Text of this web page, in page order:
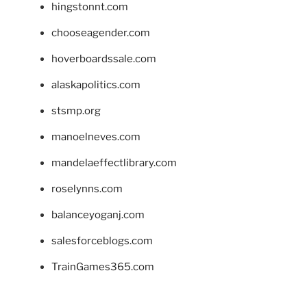
hingstonnt.com
chooseagender.com
hoverboardssale.com
alaskapolitics.com
stsmp.org
manoelneves.com
mandelaeffectlibrary.com
roselynns.com
balanceyoganj.com
salesforceblogs.com
TrainGames365.com